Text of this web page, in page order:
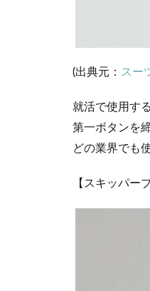
(出典元： スー
就活で使用す
第一ボタンを
どの業界でも
【スキッパー